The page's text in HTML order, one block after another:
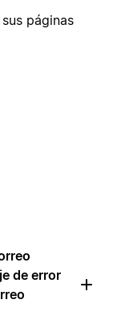
páginas
de error